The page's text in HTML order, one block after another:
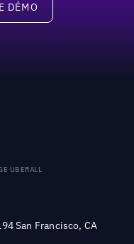
DÉMO
UBERALL
San Francisco, CA